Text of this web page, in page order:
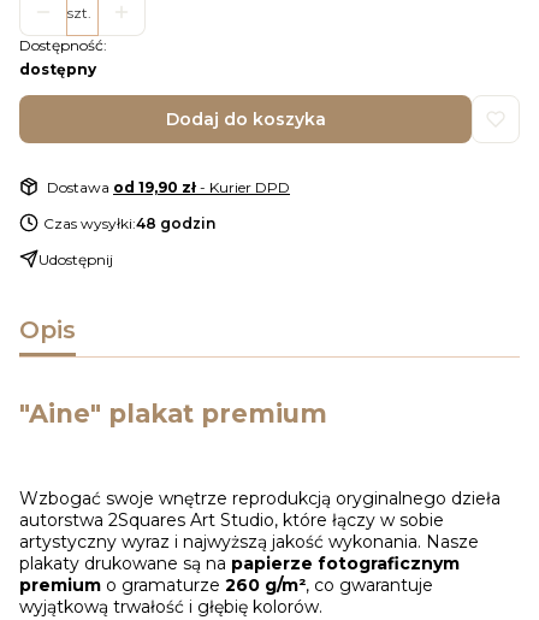
szt.
Dostępność:
dostępny
Dodaj do koszyka
Dostawa od 19,90 zł - Kurier DPD
Czas wysyłki:48 godzin
Udostępnij
Opis
"Aine" plakat premium
Wzbogać swoje wnętrze reprodukcją oryginalnego dzieła
autorstwa 2Squares Art Studio, które łączy w sobie
artystyczny wyraz i najwyższą jakość wykonania. Nasze
plakaty drukowane są na papierze fotograficznym
premium o gramaturze 260 g/m², co gwarantuje
wyjątkową trwałość i głębię kolorów.